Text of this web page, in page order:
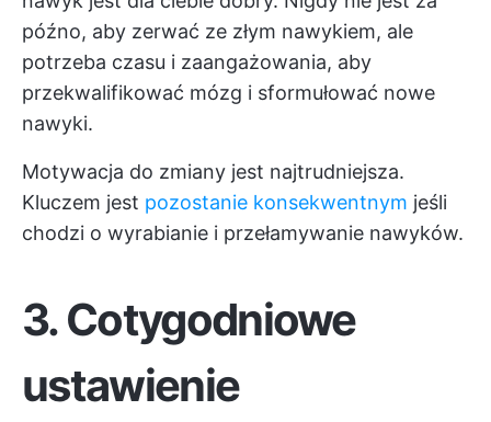
późno, aby zerwać ze złym nawykiem, ale
potrzeba czasu i zaangażowania, aby
przekwalifikować mózg i sformułować nowe
nawyki.
Motywacja do zmiany jest najtrudniejsza.
Kluczem jest pozostanie konsekwentnym jeśli
chodzi o wyrabianie i przełamywanie nawyków.
3. Cotygodniowe
ustawienie